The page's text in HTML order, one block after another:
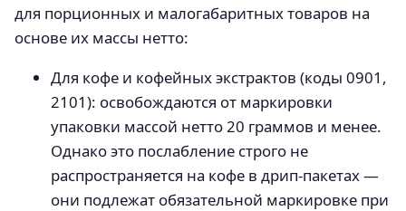
для порционных и малогабаритных товаров на
основе их массы нетто:
Для кофе и кофейных экстрактов (коды 0901,
2101): освобождаются от маркировки
упаковки массой нетто 20 граммов и менее.
Однако это послабление строго не
распространяется на кофе в дрип-пакетах —
они подлежат обязательной маркировке при